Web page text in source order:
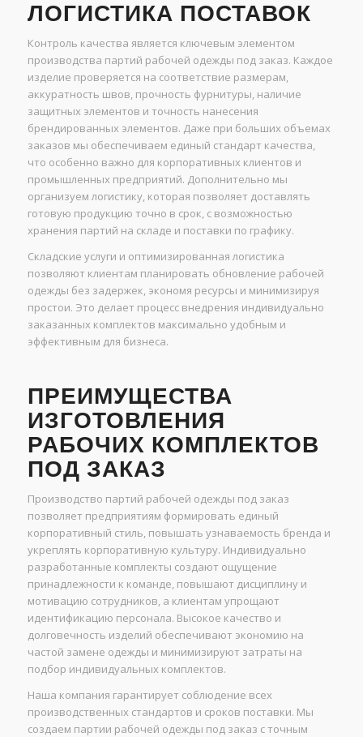
ЛОГИСТИКА ПОСТАВОК
Контроль качества является ключевым элементом
производства партий рабочей одежды под заказ. Каждое
изделие проверяется на соответствие размерам,
аккуратность швов, прочность фурнитуры, наличие
защитных элементов и точность нанесения
брендированных элементов. Даже при больших объемах
заказов мы обеспечиваем единый стандарт качества,
что особенно важно для корпоративных клиентов и
промышленных предприятий. Дополнительно мы
организуем логистику, которая позволяет доставлять
готовую продукцию точно в срок, с возможностью
хранения партий на складе и поставки по графику.
Складские услуги и оптимизированная логистика
позволяют клиентам планировать обновление рабочей
одежды без задержек, экономя ресурсы и минимизируя
простои. Это делает процесс внедрения индивидуально
заказанных комплектов максимально удобным и
эффективным для бизнеса.
ПРЕИМУЩЕСТВА
ИЗГОТОВЛЕНИЯ
РАБОЧИХ КОМПЛЕКТОВ
ПОД ЗАКАЗ
Производство партий рабочей одежды под заказ
позволяет предприятиям формировать единый
корпоративный стиль, повышать узнаваемость бренда и
укреплять корпоративную культуру. Индивидуально
разработанные комплекты создают ощущение
принадлежности к команде, повышают дисциплину и
мотивацию сотрудников, а клиентам упрощают
идентификацию персонала. Высокое качество и
долговечность изделий обеспечивают экономию на
частой замене одежды и минимизируют затраты на
подбор индивидуальных комплектов.
Наша компания гарантирует соблюдение всех
производственных стандартов и сроков поставки. Мы
создаем партии рабочей одежды под заказ с точным